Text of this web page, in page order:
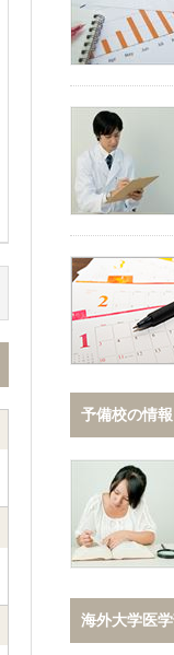
予備校の情
海外大学医